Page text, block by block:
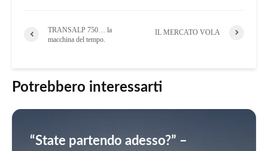
TRANSALP 750… la
macchina del tempo.
IL MERCATO VOLA
Potrebbero interessarti
“State partendo adesso?” –